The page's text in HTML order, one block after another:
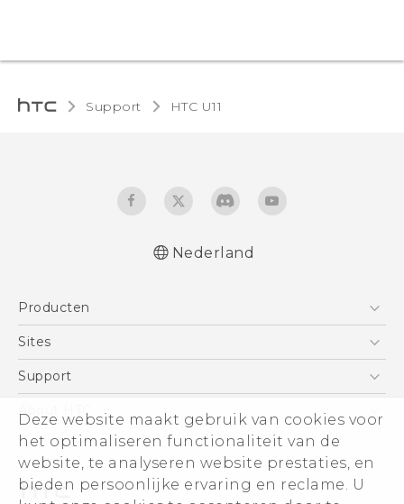
Deze website maakt gebruik van cookies voor
het optimaliseren functionaliteit van de
website, te analyseren website prestaties, en
bieden persoonlijke ervaring en reclame. U
Support HTC U11‎
Nederlands - Gids voor veiligheid en
Nederlands - Gids voor veiligheid en
wettelijke voorschriften (Nano-Sim)
Deutsch - Informationen zur Sicherheit und
behördliche Bestimmungen (Dual Nano-
Sim)
Deutsch - Informationen zur Sicherheit und
Nederland
Producten
Telefoons
Vive
Accessoires
Sites
HTC Vive
Aan de slag
Support
Support voor eCommerce
About HTC
ESG
Informatie over het bedrijf
Voor beleggers (engels)